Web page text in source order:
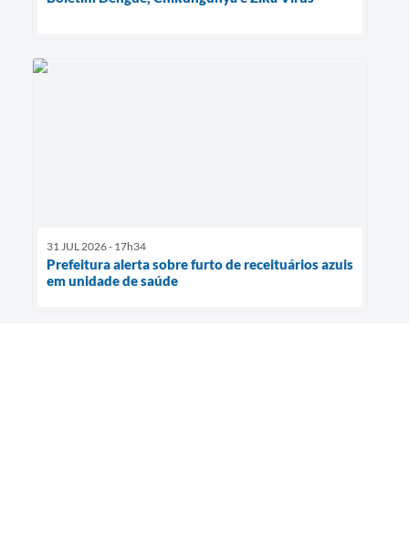
31 JUL 2026 - 17h34
Prefeitura alerta sobre furto de receituários azuis
em unidade de saúde